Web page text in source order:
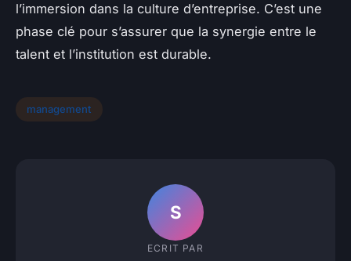
l’immersion dans la culture d’entreprise. C’est une
phase clé pour s’assurer que la synergie entre le
talent et l’institution est durable.
management
S
ECRIT PAR